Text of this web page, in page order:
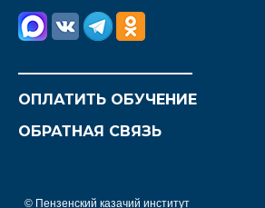
ОПЛАТИТЬ ОБУЧЕНИЕ
ОБРАТНАЯ СВЯЗЬ
© Пензенский казачий институт